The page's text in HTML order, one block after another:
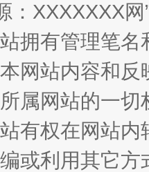
幕 规模
：XXXXXXX
拥有管理笔
本网站内容和
属网站的一
有权在网站
或利用其它